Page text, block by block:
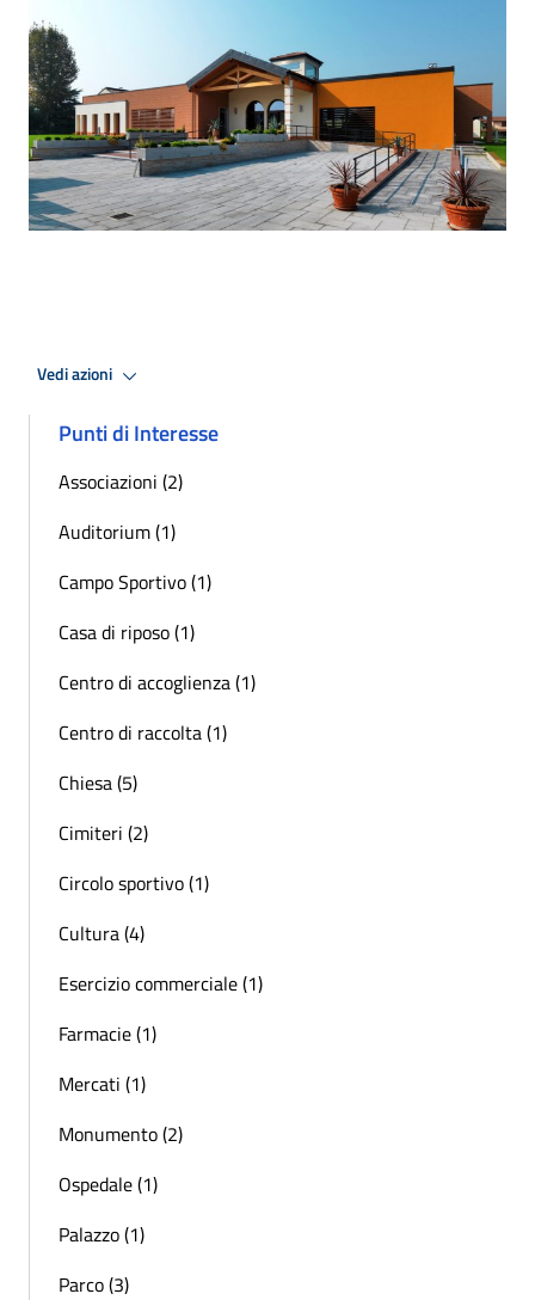
Vedi azioni
Punti di Interesse
Associazioni (2)
Auditorium (1)
Campo Sportivo (1)
Casa di riposo (1)
Centro di accoglienza (1)
Centro di raccolta (1)
Chiesa (5)
Cimiteri (2)
Circolo sportivo (1)
Cultura (4)
Esercizio commerciale (1)
Farmacie (1)
Mercati (1)
Monumento (2)
Ospedale (1)
Palazzo (1)
Parco (3)